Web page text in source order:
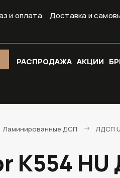
и оплата Доставка и
РАСПРОДАЖА АКЦИИ
Ламинированные ДСП ЛДСП